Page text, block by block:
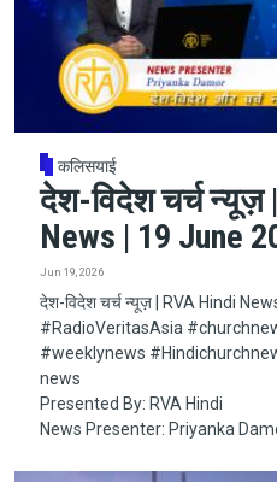
कलिसयाई
देश-विदेश चर्च न्यूज़
News | 19 June
Jun 19, 2026
देश-विदेश चर्च न्यूज़ | RVA Hindi
#RadioVeritasAsia​​​​​
#weeklynews​
news
Presented By: RVA Hindi
News Presenter: Priyanka